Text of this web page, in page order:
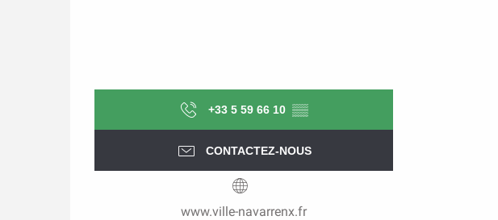
+33 5 59 66 10 ▒▒
CONTACTEZ-NOUS
www.ville-navarrenx.fr